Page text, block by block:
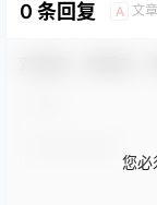
0 条回复 A 文
您必